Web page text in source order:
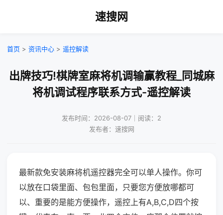
速搜网
首页 > 资讯中心 > 遥控解读
出牌技巧!棋牌室麻将机调输赢教程_同城麻
将机调试程序联系方式-遥控解读
发布时间：2026-08-07｜阅读：2
发布者：速搜网
最新款免安装麻将机遥控器完全可以单人操作。你可
以放在口袋里面、包包里面，只要您方便放哪都可
以、重要的是能方便操作，遥控上有A,B,C,D四个按